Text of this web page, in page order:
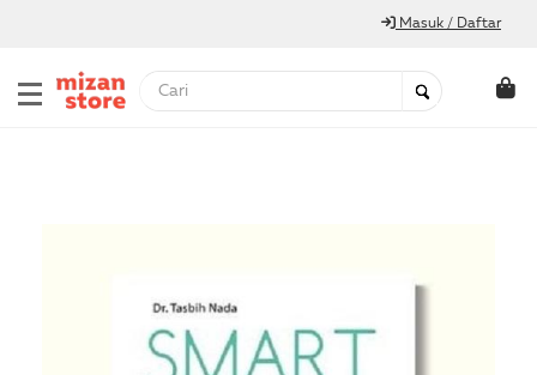
Masuk / Daftar